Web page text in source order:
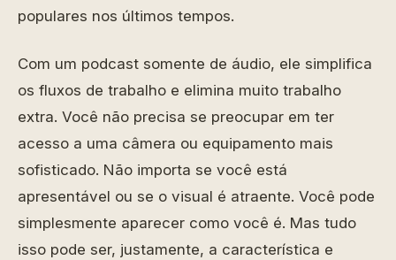
populares nos últimos tempos.
Com um podcast somente de áudio, ele simplifica
os fluxos de trabalho e elimina muito trabalho
extra. Você não precisa se preocupar em ter
acesso a uma câmera ou equipamento mais
sofisticado. Não importa se você está
apresentável ou se o visual é atraente. Você pode
simplesmente aparecer como você é. Mas tudo
isso pode ser, justamente, a característica e